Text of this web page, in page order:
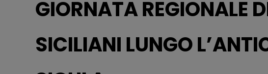
GIORNATA REGIONALE
SICILIANI LUNGO